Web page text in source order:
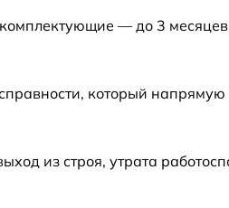
от
— до 3
который
из строя, утрата